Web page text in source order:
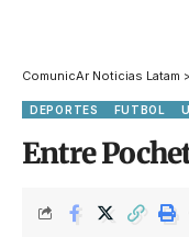
ComunicAr Noticias Latam >
DEPORTES FUTBOL
Entre